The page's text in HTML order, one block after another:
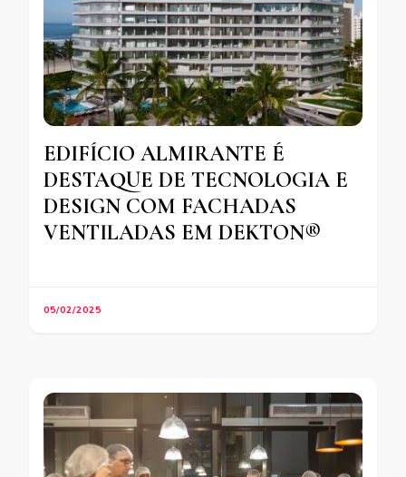
EDIFÍCIO ALMIRANTE É
DESTAQUE DE TECNOLOGIA E
DESIGN COM FACHADAS
VENTILADAS EM DEKTON®
05/02/2025